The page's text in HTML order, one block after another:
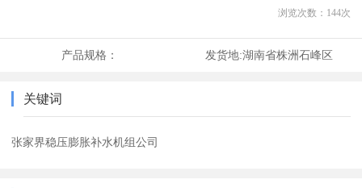
浏览次数： 144次
产品规格： 发货地:湖南省株洲石峰区
关键词
张家界稳压膨胀补水机组公司